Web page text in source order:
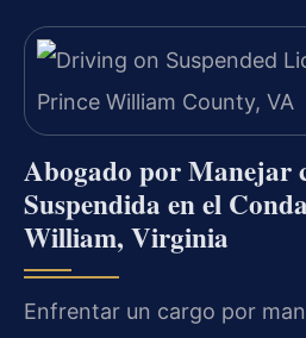
Abogado por Manejar
Suspendida en el
William, Virginia
Enfrentar un cargo por